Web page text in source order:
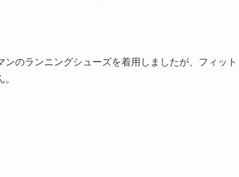
のランニングシューズを着用しましたが、フィット